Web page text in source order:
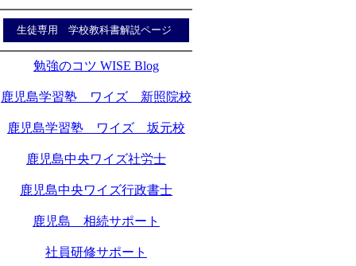
生徒専用 学校教科書解説ページ
勉強のコツ WISE Blog
鹿児島学習塾 ワイズ 新照院校
鹿児島学習塾 ワイズ 坂元校
鹿児島中央ワイズ社労士
鹿児島中央ワイズ行政書士
鹿児島 相続サポート
社員研修サポート